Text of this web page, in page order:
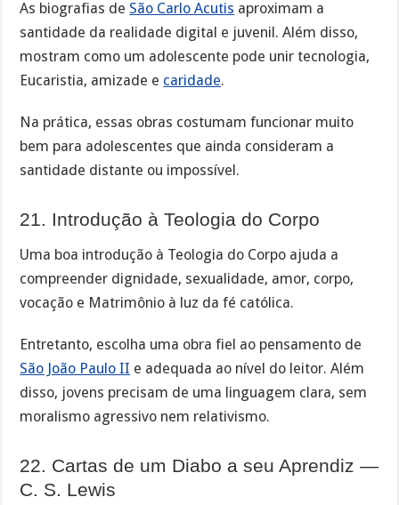
As biografias de São Carlo Acutis aproximam a
santidade da realidade digital e juvenil. Além disso,
mostram como um adolescente pode unir tecnologia,
Eucaristia, amizade e caridade.
Na prática, essas obras costumam funcionar muito
bem para adolescentes que ainda consideram a
santidade distante ou impossível.
21. Introdução à Teologia do Corpo
Uma boa introdução à Teologia do Corpo ajuda a
compreender dignidade, sexualidade, amor, corpo,
vocação e Matrimônio à luz da fé católica.
Entretanto, escolha uma obra fiel ao pensamento de
São João Paulo II e adequada ao nível do leitor. Além
disso, jovens precisam de uma linguagem clara, sem
moralismo agressivo nem relativismo.
22. Cartas de um Diabo a seu Aprendiz —
C. S. Lewis